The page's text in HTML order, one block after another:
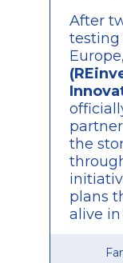
After
testing
the
plans
alive in